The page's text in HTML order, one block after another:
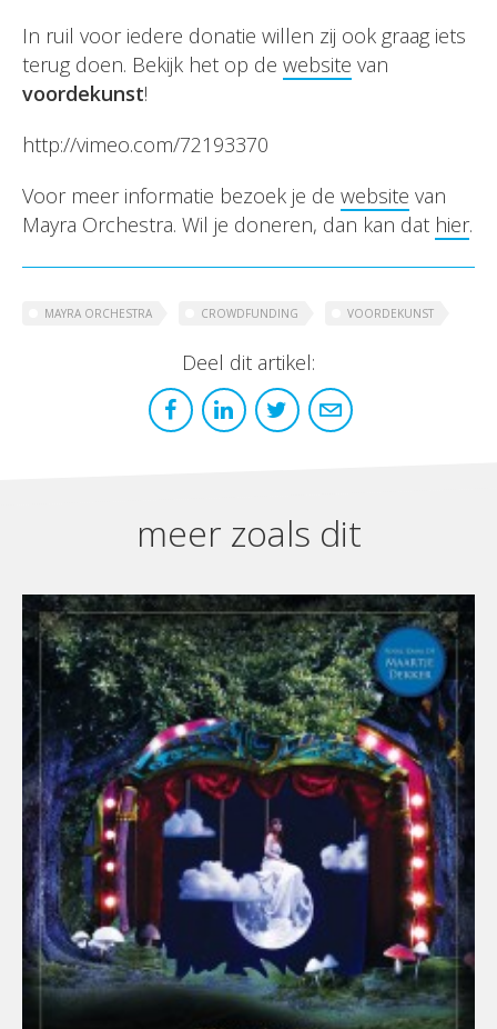
In ruil voor iedere donatie willen zij ook graag iets
terug doen. Bekijk het op de website van
voordekunst!
http://vimeo.com/72193370
Voor meer informatie bezoek je de website van
Mayra Orchestra. Wil je doneren, dan kan dat hier.
MAYRA ORCHESTRA CROWDFUNDING VOORDEKUNST
Deel dit artikel:
meer zoals dit